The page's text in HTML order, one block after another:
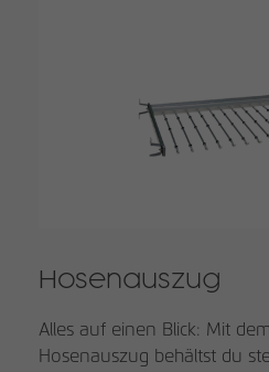
Hosenauszug
Alles auf einen Blick: Mit
Hosenauszug behältst du